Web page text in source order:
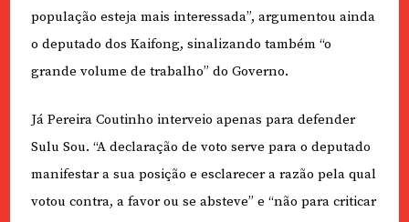
população esteja mais interessada”, argumentou ainda
o deputado dos Kaifong, sinalizando também “o
grande volume de trabalho” do Governo.
Já Pereira Coutinho interveio apenas para defender
Sulu Sou. “A declaração de voto serve para o deputado
manifestar a sua posição e esclarecer a razão pela qual
votou contra, a favor ou se absteve” e “não para criticar